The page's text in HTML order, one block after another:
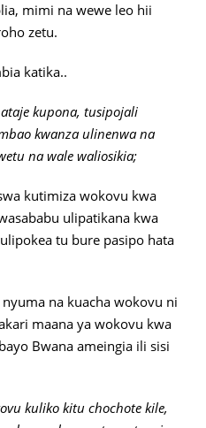
mimi na wewe leo hii
zetu.
katika..
kupona, tusipojali
kwanza ulinenwa na
na wale waliosikia;
kutimiza wokovu kwa
ulipatikana kwa
tu bure pasipo hata
na kuacha wokovu ni
maana ya wokovu kwa
Bwana ameingia ili sisi
kuliko kitu chochote kile,